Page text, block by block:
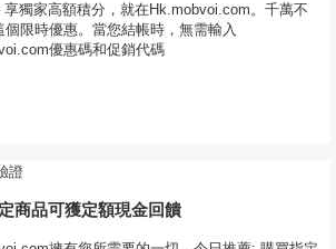
享獨家高額積分，就在Hk.mobvoi.com。千萬不
個限時優惠。當您結帳時，無需輸入
優惠碼和促銷代碼
證
商品可獲定額現金回饋